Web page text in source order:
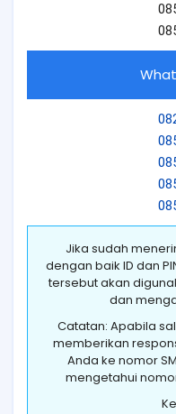
Jika sudah
dengan baik ID dan
tersebut akan
dan
Catatan: Apabila
memberikan
Anda ke nomor
mengetahui